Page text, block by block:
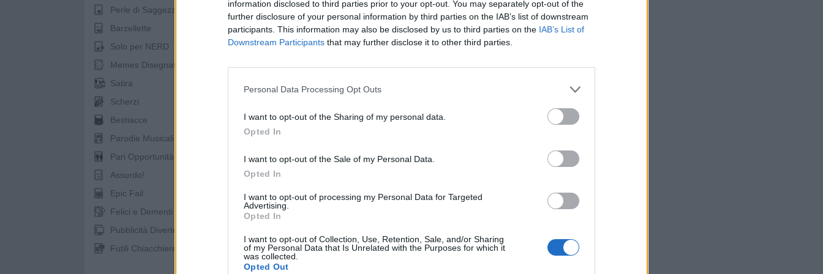
information disclosed to third parties prior to your opt-out. You may separately opt-out of the
further disclosure of your personal information by third parties on the IAB’s list of downstream
participants. This information may also be disclosed by us to third parties on the IAB’s List of
Downstream Participants that may further disclose it to other third parties.
Personal Data Processing Opt Outs
I want to opt-out of the Sharing of my personal data.
Opted In
I want to opt-out of the Sale of my Personal Data.
Opted In
I want to opt-out of processing my Personal Data for Targeted
Advertising.
Opted In
I want to opt-out of Collection, Use, Retention, Sale, and/or Sharing
of my Personal Data that Is Unrelated with the Purposes for which it
was collected.
Opted Out
Perle di Saggezza
Barzellette
Solo per NERD
Memes Disegnati
Satira
Scherzi
Bestiacce
Parodie Musicali
Pari Opportunità
Assurdo!
Epic Fail
Felici e Dementi
Pubblicità Divertenti
Futili Chiacchiere
Ti stimo fratello Link Salva
sponsor
Fourgiampindepadell
La vendono?? Sarei interessato, mi
mandi il link? 😇
19 Maggio alle ore 22:26